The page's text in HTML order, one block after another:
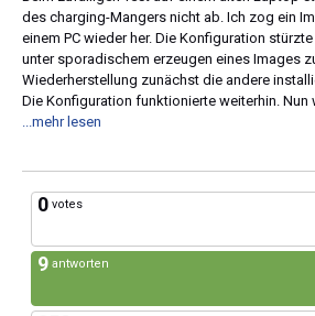
des charging-Mangers nicht ab. Ich zog ein
einem PC wieder her. Die Konfiguration
unter sporadischem erzeugen eines Images
Wiederherstellung zunächst die andere
Die Konfiguration funktionierte weiterhin. Nun
...mehr lesen
0 votes
9 antworten